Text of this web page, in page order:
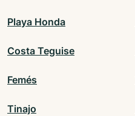
Playa Honda
Costa Teguise
Femés
Tinajo